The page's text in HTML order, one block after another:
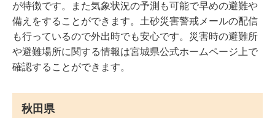
が特徴です。また気象状況の予測も可能で早めの避難や
備えをすることができます。土砂災害警戒メールの配信
も行っているので外出時でも安心です。災害時の避難所
や避難場所に関する情報は宮城県公式ホームページ上で
確認することができます。
秋田県